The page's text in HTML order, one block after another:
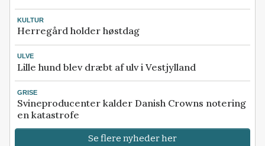
KULTUR
Herregård holder høstdag
ULVE
Lille hund blev dræbt af ulv i Vestjylland
GRISE
Svineproducenter kalder Danish Crowns notering
en katastrofe
Se flere nyheder her